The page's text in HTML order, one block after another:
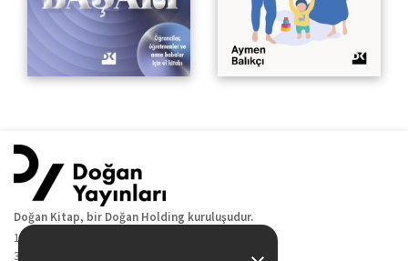
Doğan Kitap, bir Doğan Holding kuruluşudur.
19 Mayıs Cad. Golden Plaza No:1 Kat:10
34360 / Şişli / İstanbul